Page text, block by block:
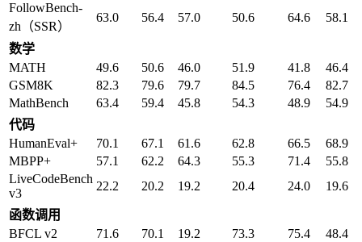
FollowBench-
zh（SSR）
63.0 56.4 57.0 50.6 64.6 58.1
数学
MATH
49.6 50.6 46.0 51.9 41.8
46.4
GSM8K
82.3 79.6 79.7 84.5 76.4
82.7
MathBench
63.4 59.4 45.8 54.3 48.9
54.9
代码
HumanEval+
70.1 67.1 61.6 62.8 66.5
68.9
MBPP+
57.1 62.2 64.3 55.3 71.4
55.8
LiveCodeBench
v3
22.2 20.2 19.2 20.4 24.0 19.6
函数调用
BFCL v2
71.6 70.1 19.2 73.3 75.4
48.4